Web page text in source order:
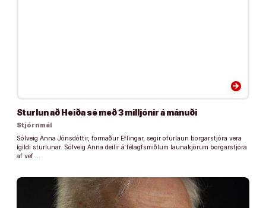
arrow_forward
Sturlun að Heiða sé með 3 milljónir á mánuði
Stjórnmál
Sólveig Anna Jónsdóttir, formaður Eflingar, segir ofurlaun borgarstjóra vera
ígildi sturlunar. Sólveig Anna deilir á félagfsmiðlum launakjörum borgarstjóra
af vef …